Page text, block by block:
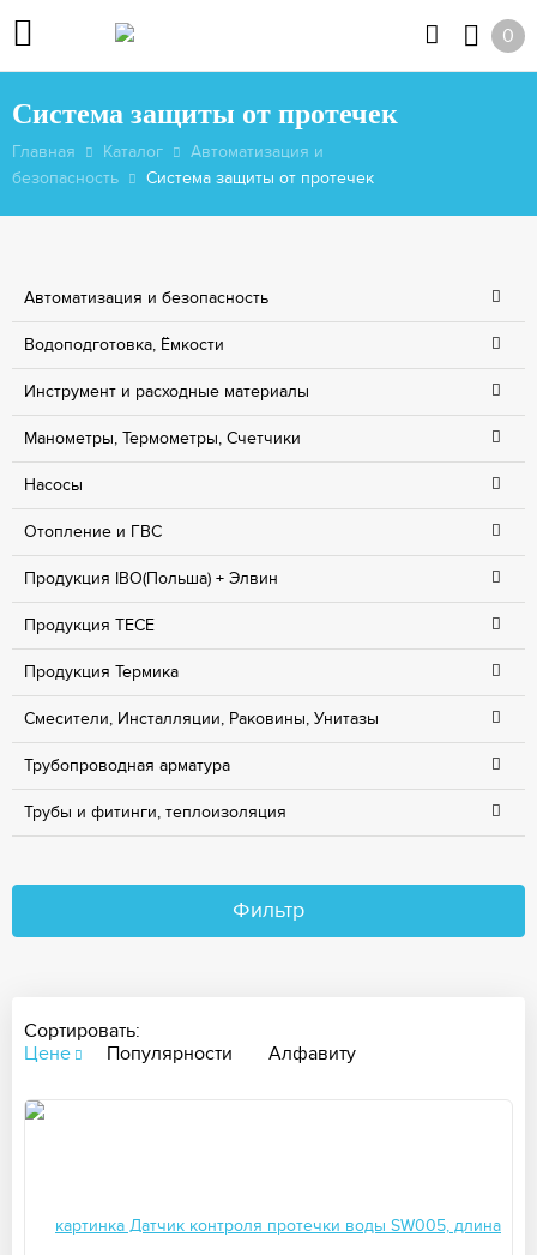
0
Система защиты от протечек
Главная Каталог
Автоматизация и
безопасность
Система защиты от протечек
Автоматизация и безопасность
Водоподготовка, Ёмкости
Инструмент и расходные материалы
Манометры, Термометры, Счетчики
Насосы
Отопление и ГВС
Продукция IBO(Польша) + Элвин
Продукция TECE
Продукция Термика
Смесители, Инсталляции, Раковины, Унитазы
Трубопроводная арматура
Трубы и фитинги, теплоизоляция
Фильтр
Сортировать:
Цене
Популярности Алфавиту